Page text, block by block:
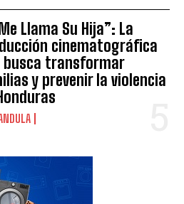
Llama Su Hija”: La
cinematográfica
busca transformar
y prevenir la violencia